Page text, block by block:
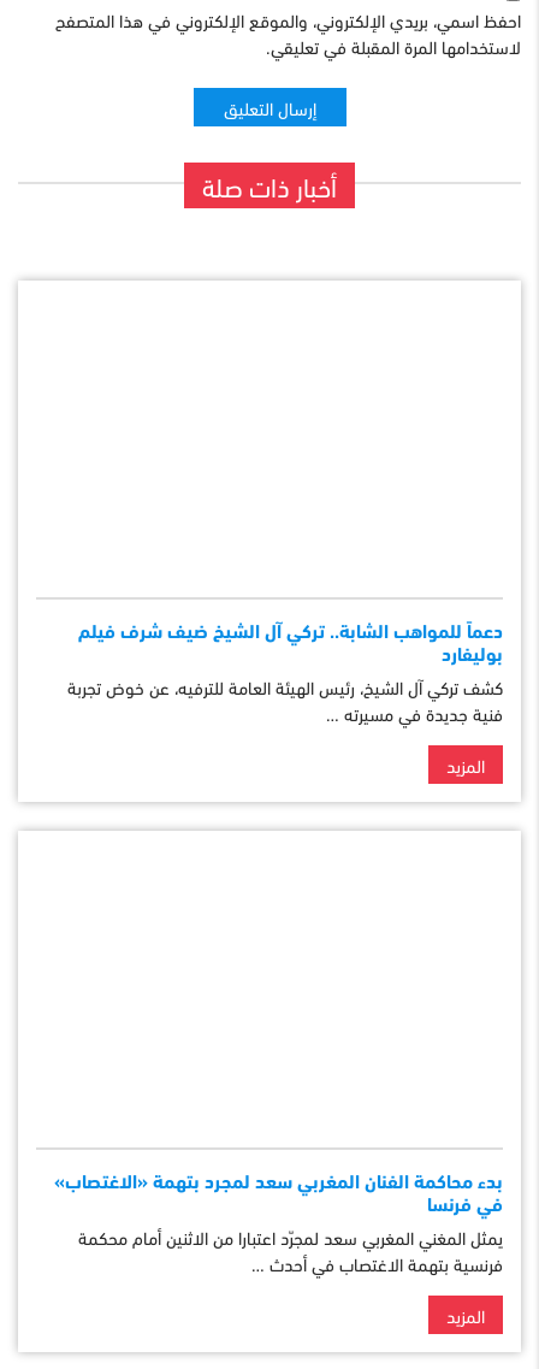
احفظ اسمي، بريدي الإلكتروني، والموقع الإلكتروني في هذا المتصفح
لاستخدامها المرة المقبلة في تعليقي.
أخبار ذات صلة
دعماً للمواهب الشابة.. تركي آل الشيخ ضيف شرف فيلم
بوليفارد
كشف تركي آل الشيخ، رئيس الهيئة العامة للترفيه، عن خوض تجربة
فنية جديدة في مسيرته …
المزيد
بدء محاكمة الفنان المغربي سعد لمجرد بتهمة «الاغتصاب»
في فرنسا
يمثل المغني المغربي سعد لمجرّد اعتبارا من الاثنين أمام محكمة
فرنسية بتهمة الاغتصاب في أحدث …
المزيد